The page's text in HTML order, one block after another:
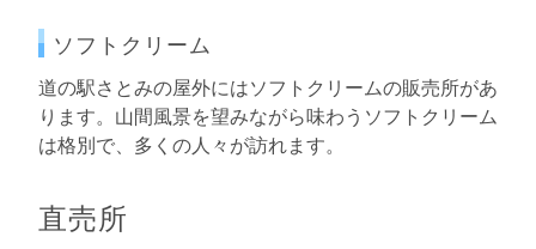
ソフトクリーム
道の駅さとみの屋外にはソフトクリームの販売所があ
ります。山間風景を望みながら味わうソフトクリーム
は格別で、多くの人々が訪れます。
直売所